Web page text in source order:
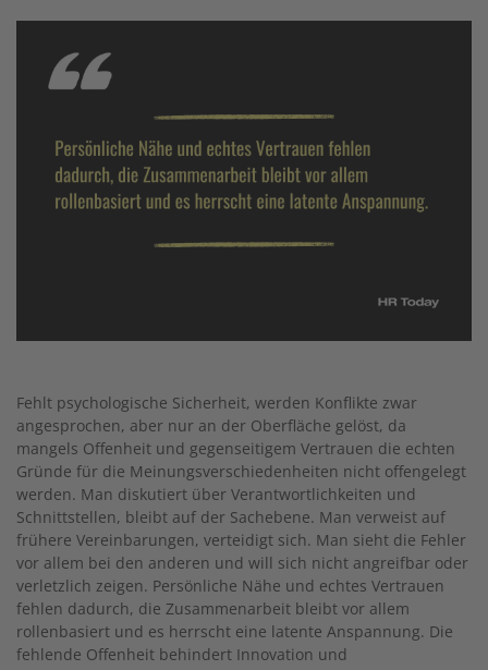
Fehlt psychologische Sicherheit, werden Konflikte zwar
angesprochen, aber nur an der Oberfläche gelöst, da
mangels Offenheit und gegenseitigem Vertrauen die echten
Gründe für die Meinungsverschiedenheiten nicht offengelegt
werden. Man diskutiert über Verantwortlichkeiten und
Schnittstellen, bleibt auf der Sachebene. Man verweist auf
frühere Vereinbarungen, verteidigt sich. Man sieht die Fehler
vor allem bei den anderen und will sich nicht angreifbar oder
verletzlich zeigen. Persönliche Nähe und echtes Vertrauen
fehlen dadurch, die Zusammenarbeit bleibt vor allem
rollenbasiert und es herrscht eine latente Anspannung. Die
fehlende Offenheit behindert Innovation und